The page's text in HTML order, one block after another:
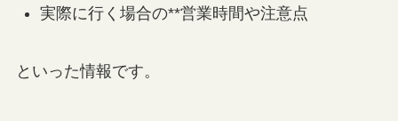
実際に行く場合の**営業時間や注意点
といった情報です。